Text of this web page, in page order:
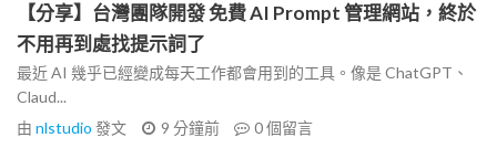
【分享】台灣團隊開發 免費 AI Prompt 管理網站，終於
不用再到處找提示詞了
最近 AI 幾乎已經變成每天工作都會用到的工具。像是 ChatGPT、
Claud...
由 nlstudio 發文 9 分鐘前 0個留言